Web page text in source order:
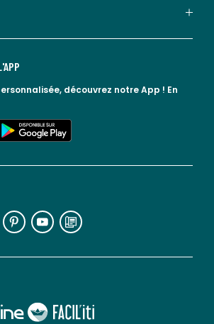
lien vers Faciliti
lien vers l'espace réseaux sociaux lien vers l'espace réseaux sociaux lien vers le blog la redoute
découvrez notre App ! En
google play